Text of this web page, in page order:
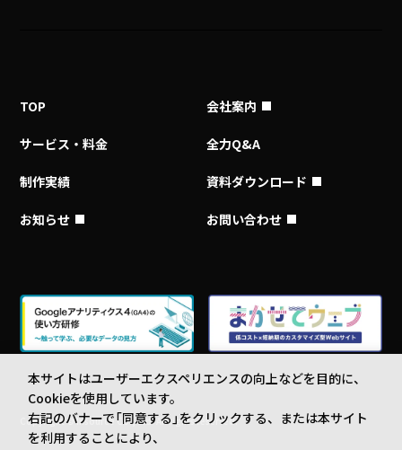
本サイトはユーザーエクスペリエンスの向上などを目的に、
Cookieを使用しています。
右記のバナーで「同意する」をクリックする、または本サイト
を利用することにより、
TOP
サービス・料金
制作実績
お知らせ
会社案内
全力Q&A
資料ダウンロード
お問い合わせ
Copyright © Insource Co., Ltd. All rights reserved.